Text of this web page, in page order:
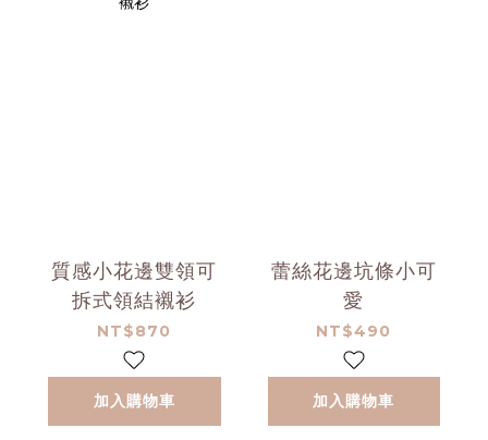
質感小花邊雙領可
拆式領結襯衫
NT$870
加入購物車
蕾絲花邊坑條小可
愛
NT$490
加入購物車